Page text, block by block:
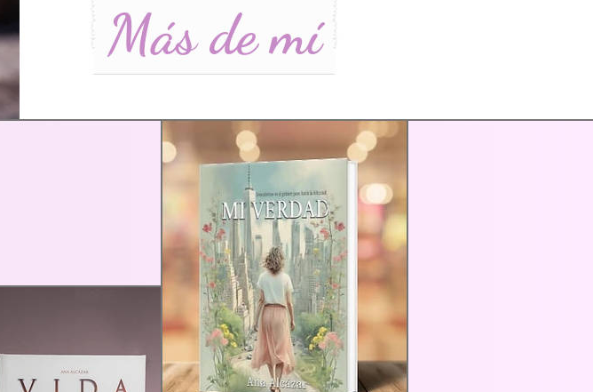
Más de mí